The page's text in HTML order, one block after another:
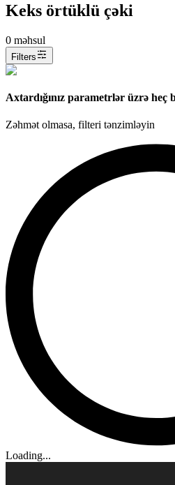
Keks örtüklü çəki
0 məhsul
Filters
Axtardığınız parametrlər üzrə heç
Zəhmət olmasa, filteri tənzimləyin
Loading...